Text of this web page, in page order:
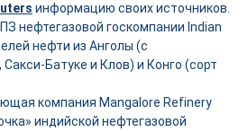
информацию своих источников.
нефтегазовой госкомпании Indian
нефти из Анголы (с
Батуке и Клов) и Конго (сорт
компания Mangalore Refinery
индийской нефтегазовой